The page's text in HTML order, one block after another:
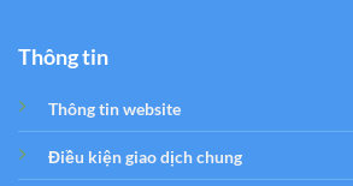
Thông tin
Thông tin website
Điều kiện giao dịch chung